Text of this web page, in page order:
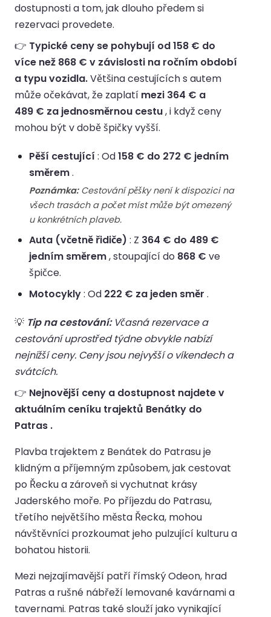
dostupnosti a tom, jak dlouho předem si
rezervaci provedete.
👉 Typické ceny se pohybují od 158 € do
více než 868 € v závislosti na ročním období
a typu vozidla.Většina cestujících s autem
může očekávat, že zaplatí mezi 364 € a
489 € za jednosměrnou cestu, i když ceny
mohou být v době špičky vyšší.
Pěší cestující : Od158 € do 272 € jedním
směrem.
Poznámka:Cestování pěšky není k dispozici na
všech trasách a počet míst může být omezený
u konkrétních plaveb.
Auta (včetně řidiče) : Z 364 € do 489 €
jedním směrem, stoupající do 868 € ve
špičce.
Motocykly: Od 222 € za jeden směr .
💡 Tip na cestování:Včasná rezervace a
cestování uprostřed týdne obvykle nabízí
nejnižší ceny. Ceny jsou nejvyšší o víkendech a
svátcích.
👉 Nejnovější ceny a dostupnost najdete v
aktuálním ceníku trajektů Benátky do
Patras .
Plavba trajektem z Benátek do Patrasu je
klidným a příjemným způsobem, jak cestovat
po Řecku a zároveň si vychutnat krásy
Jaderského moře. Po příjezdu do Patrasu,
třetího největšího města Řecka, mohou
návštěvníci prozkoumat jeho pulzující kulturu a
bohatou historii.
Mezi nejzajímavější patří římský Odeon, hrad
Patras a rušné nábřeží lemované kavárnami a
tavernami. Patras také slouží jako vynikající